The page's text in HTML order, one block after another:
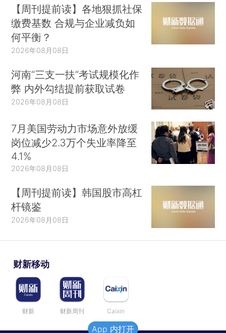
【周刊提前读】各地狠抓社保
缴费基数 合规与企业减负如
何平衡？
2026年08月08日
河南“三支一扶”考试规模化作
弊 内外勾结提前获取试卷
2026年08月08日
7月美国劳动力市场意外放缓
岗位减少2.3万个失业率降至
4.1%
2026年08月08日
【周刊提前读】韩国股市高杠
杆镜鉴
2026年08月08日
财新移动
财新 财新周刊 Caixin
App 内打开